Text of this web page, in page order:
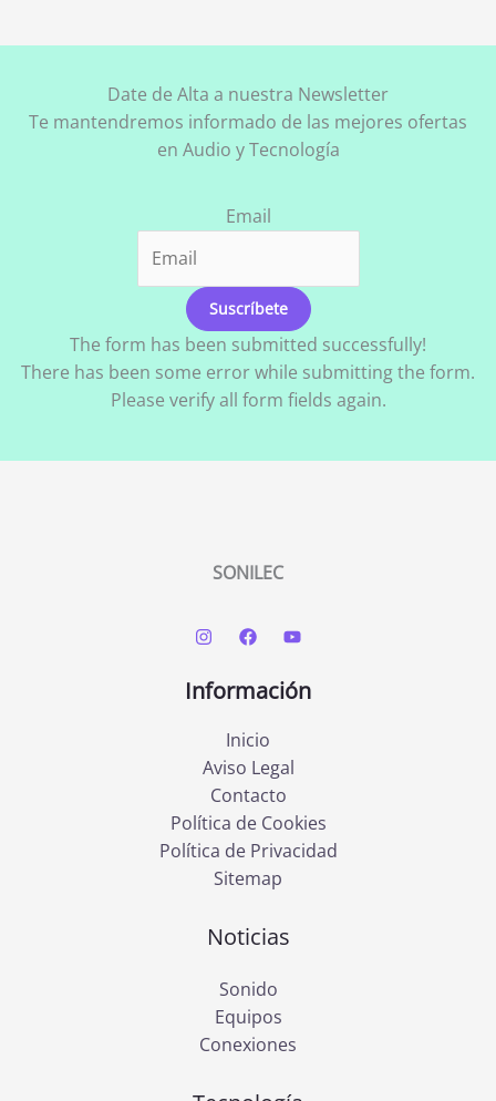
Date de Alta a nuestra Newsletter
Te mantendremos informado de las mejores ofertas
en Audio y Tecnología
Email
Suscríbete
The form has been submitted successfully!
There has been some error while submitting the form.
Please verify all form fields again.
SONILEC
Información
Inicio
Aviso Legal
Contacto
Política de Cookies
Política de Privacidad
Sitemap
Noticias
Sonido
Equipos
Conexiones